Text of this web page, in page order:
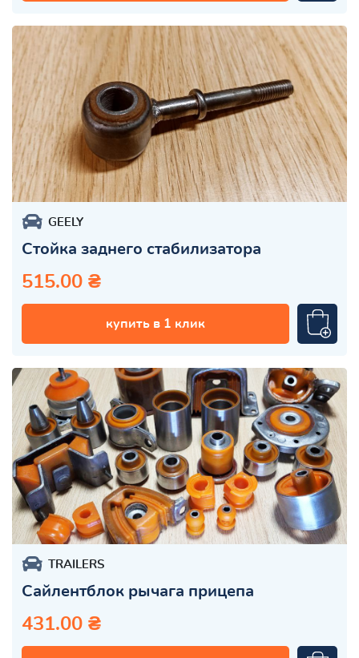
GEELY
Стойка заднего стабилизатора
515.00 ₴
купить в 1 клик
TRAILERS
Сайлентблок рычага прицепа
431.00 ₴